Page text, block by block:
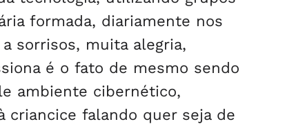
formada, diariamente nos
sorrisos, muita alegria,
é o fato de mesmo sendo
ambiente cibernético,
criancice falando quer seja de